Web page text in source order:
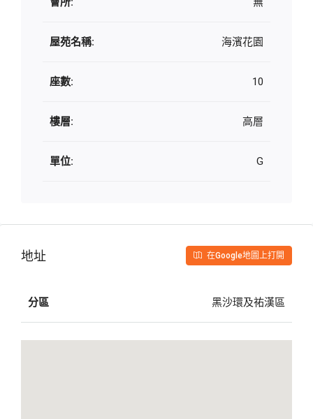
屋苑名稱: 海濱花園
座數: 10
樓層: 高層
單位: G
地址 在Google地圖上打開
分區 黑沙環及祐漢區